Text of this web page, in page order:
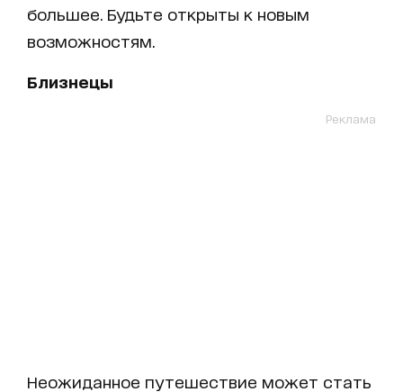
большее. Будьте открыты к новым
возможностям.
Близнецы
Реклама
Неожиданное путешествие может стать